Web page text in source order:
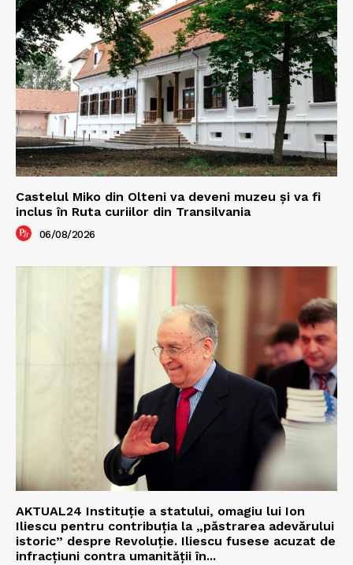
Castelul Miko din Olteni va deveni muzeu şi va fi
inclus în Ruta curiilor din Transilvania
06/08/2026
AKTUAL24 Instituție a statului, omagiu lui Ion
Iliescu pentru contribuția la „păstrarea adevărului
istoric” despre Revoluție. Iliescu fusese acuzat de
infracțiuni contra umanității în...